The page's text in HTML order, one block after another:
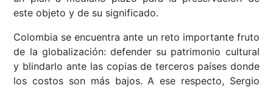
este objeto y de su significado.
Colombia se encuentra ante un reto importante fruto
de la globalización: defender su patrimonio cultural
y blindarlo ante las copias de terceros países donde
los costos son más bajos. A ese respecto, Sergio